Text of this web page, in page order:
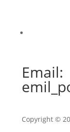
Email:
Copyright ©